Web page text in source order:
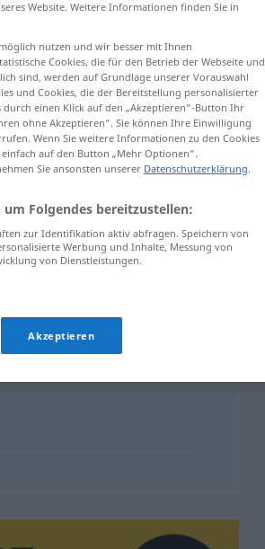
Naschkatze
Website. Weitere Informationen finden Sie in
nutzen und wir besser mit Ihnen
Cookies, die für den Betrieb der Webseite und
sind, werden auf Grundlage unserer Vorauswahl
und Cookies, die der Bereitstellung personalisierter
einen Klick auf den „Akzeptieren“-Button Ihr
ohne Akzeptieren“. Sie können Ihre Einwilligung
Wenn Sie weitere Informationen zu den Cookies
auf den Button „Mehr Optionen“.
Sie ansonsten unserer Datenschutzerklärung.
Folgendes bereitzustellen:
zur Identifikation aktiv abfragen. Speichern von
Werbung und Inhalte, Messung von
von Dienstleistungen.
Akzeptieren